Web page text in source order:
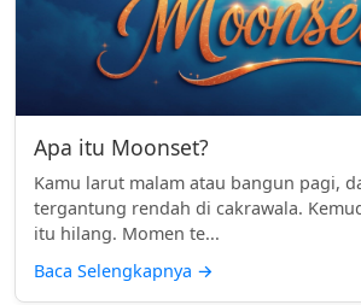
Apa itu Moonset?
Kamu larut malam atau bangun pagi,
tergantung rendah di cakrawala.
itu hilang. Momen te...
Baca Selengkapnya →